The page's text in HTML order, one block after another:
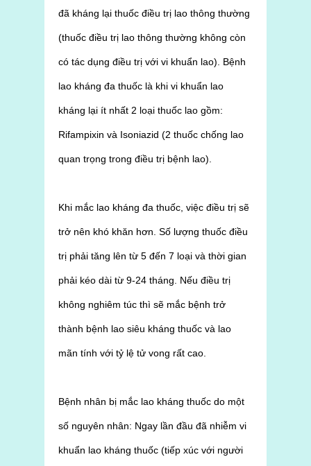
đã kháng lại thuốc điều trị lao thông thường
(thuốc điều trị lao thông thường không còn
có tác dụng điều trị với vi khuẩn lao). Bệnh
lao kháng đa thuốc là khi vi khuẩn lao
kháng lại ít nhất 2 loại thuốc lao gồm:
Rifampixin và Isoniazid (2 thuốc chống lao
quan trọng trong điều trị bệnh lao).
Khi mắc lao kháng đa thuốc, việc điều trị sẽ
trở nên khó khăn hơn. Số lượng thuốc điều
trị phải tăng lên từ 5 đến 7 loại và thời gian
phải kéo dài từ 9-24 tháng. Nếu điều trị
không nghiêm túc thì sẽ mắc bệnh trở
thành bệnh lao siêu kháng thuốc và lao
mãn tính với tỷ lệ tử vong rất cao.
Bệnh nhân bị mắc lao kháng thuốc do một
số nguyên nhân: Ngay lần đầu đã nhiễm vi
khuẩn lao kháng thuốc (tiếp xúc với người